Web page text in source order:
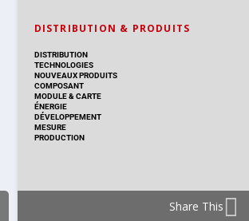
DISTRIBUTION & PRODUITS
DISTRIBUTION
TECHNOLOGIES
NOUVEAUX PRODUITS
COMPOSANT
MODULE & CARTE
ÉNERGIE
DÉVELOPPEMENT
MESURE
PRODUCTION
Share This